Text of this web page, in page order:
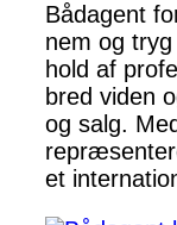
Bådagent
nem og
hold af
bred viden
og salg.
et